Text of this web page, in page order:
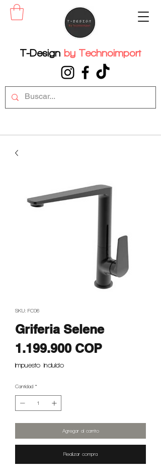
T-Design by Technoimport
SKU: FC06
Griferia Selene
1.199.900 COPPrecio
Impuesto incluido
Cantidad *
Agregar al carrito
Realizar compra